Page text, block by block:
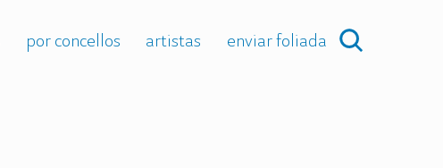
por concellos artistas enviar foliada